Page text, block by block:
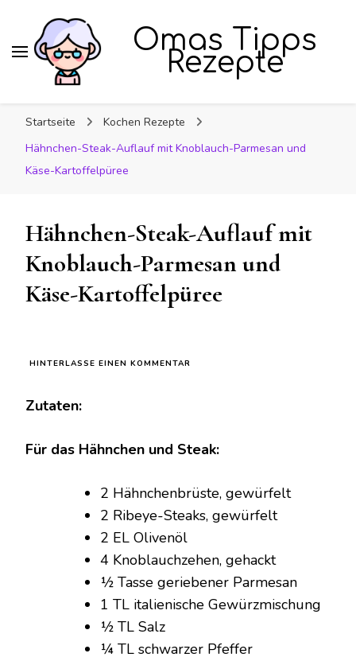
Omas Tipps
Rezepte
Startseite
Kochen Rezepte
Hähnchen-Steak-Auflauf mit Knoblauch-Parmesan und
Käse-Kartoffelpüree
Hähnchen-Steak-Auflauf mit
Knoblauch-Parmesan und
Käse-Kartoffelpüree
HINTERLASSE EINEN KOMMENTAR
PARMESAN
KARTOFFELPÜREE
Zutaten:
Für das Hähnchen und Steak:
2 Hähnchenbrüste, gewürfelt
2 Ribeye-Steaks, gewürfelt
2 EL Olivenöl
4 Knoblauchzehen, gehackt
½ Tasse geriebener Parmesan
1 TL italienische Gewürzmischung
½ TL Salz
¼ TL schwarzer Pfeffer